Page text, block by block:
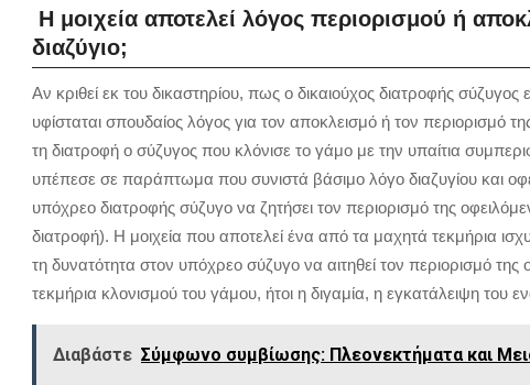
Η μοιχεία αποτελεί λόγος περιορισμού ή
διαζύγιο;
Αν κριθεί εκ του δικαστηρίου, πως ο δικαιούχος διατροφής σύζυγος
υφίσταται σπουδαίος λόγος για τον αποκλεισμό ή τον περιορισμό
τη διατροφή ο σύζυγος που κλόνισε το γάμο με την υπαίτια
υπέπεσε σε παράπτωμα που συνιστά βάσιμο λόγο διαζυγίου και
υπόχρεο διατροφής σύζυγο να ζητήσει τον περιορισμό της
διατροφή). Η μοιχεία που αποτελεί ένα από τα μαχητά τεκμήρια
τη δυνατότητα στον υπόχρεο σύζυγο να αιτηθεί τον περιορισμό
τεκμήρια κλονισμού του γάμου, ήτοι η διγαμία, η εγκατάλειψη του
Διαβάστε Σύμφωνο συμβίωσης: Πλεονεκτήματα και